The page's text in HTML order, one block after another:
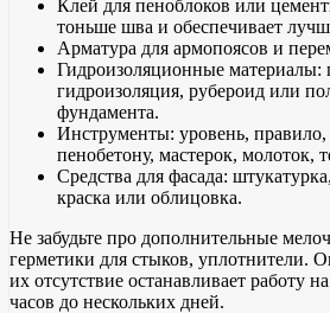
Клей для пеноблоков или
тоньше шва и обеспечивает
Арматура для армопоясов и
Гидроизоляционные
гидроизоляция, рубероид или
фундамента.
Инструменты: уровень,
пенобетону, мастерок, молоток,
Средства для фасада:
краска или облицовка.
Не забудьте про дополнительные
герметики для стыков, уплотнители.
их отсутствие останавливает работу
часов до нескольких дней.